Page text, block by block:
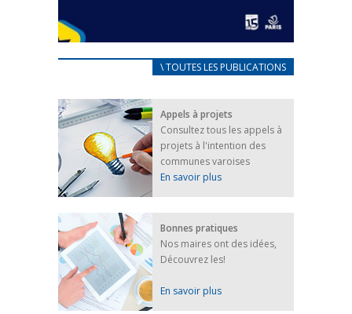
CARNET D’ACCUEIL
25 avril 2022
Afin d’accompagner au mieux les réfugiés
ukrainiens arrivés en France,...
FEUILLETER
\ TOUTES LES PUBLICATIONS
Appels à projets
Consultez tous les appels à
projets à l'intention des
communes varoises
En savoir plus
Bonnes pratiques
Nos maires ont des idées,
Découvrez les!
En savoir plus